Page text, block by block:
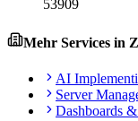
53909
Mehr Services in
AI
Server
Dashboards